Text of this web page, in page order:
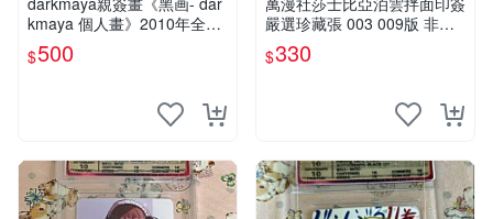
kmaya 個人畫》2010年全彩
【CS超聖文化讚】
$500
嚴選珍藏張 003 009版 非標
新品收藏限量 泊雲拌面 莎士
比亞 印簽
$330